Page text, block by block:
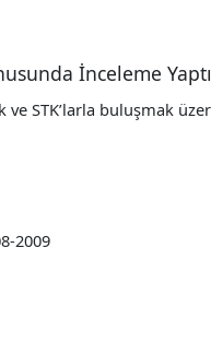
İnceleme Yaptı
STK’larla buluşmak
2009